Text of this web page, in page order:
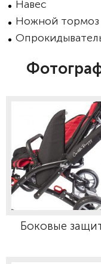
Навес
Ножной тормоз
Боковые